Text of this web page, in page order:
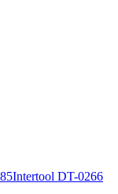
Intertool DT-0266